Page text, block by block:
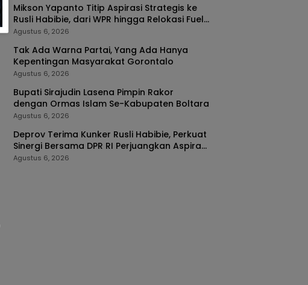
Mikson Yapanto Titip Aspirasi Strategis ke
Rusli Habibie, dari WPR hingga Relokasi Fuel
Terminal Pertamina
Agustus 6, 2026
Tak Ada Warna Partai, Yang Ada Hanya
Kepentingan Masyarakat Gorontalo
Agustus 6, 2026
Bupati Sirajudin Lasena Pimpin Rakor
dengan Ormas Islam Se-Kabupaten Boltara
Agustus 6, 2026
Deprov Terima Kunker Rusli Habibie, Perkuat
Sinergi Bersama DPR RI Perjuangkan Aspirasi
Masyarakat
Agustus 6, 2026